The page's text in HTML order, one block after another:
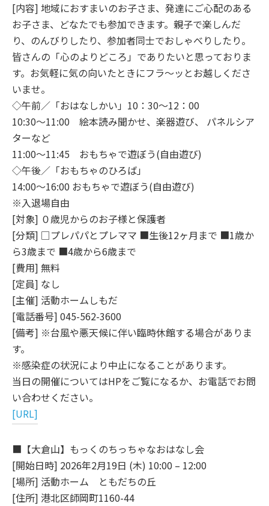
[内容] 地域におすまいのお子さま、発達にご心配のある
お子さま、どなたでも参加できます。親子で楽しんだ
り、のんびりしたり、参加者同士でおしゃべりしたり。
皆さんの「心のよりどころ」でありたいと思っておりま
す。お気軽に気の向いたときにフラ～ッとお越しくださ
いませ。
◇午前／「おはなしかい」10：30～12：00
10:30～11:00 絵本読み聞かせ、楽器遊び、 パネルシア
ターなど
11:00～11:45 おもちゃで遊ぼう(自由遊び)
◇午後／「おもちゃのひろば」
14:00～16:00 おもちゃで遊ぼう(自由遊び)
※入退場自由
[対象] ０歳児からのお子様と保護者
[分類] □プレパパとプレママ ■生後12ヶ月まで ■1歳か
ら3歳まで ■4歳から6歳まで
[費用] 無料
[定員] なし
[主催] 活動ホームしもだ
[電話番号] 045-562-3600
[備考] ※台風や悪天候に伴い臨時休館する場合がありま
す。
※感染症の状況により中止になることがあります。
当日の開催についてはHPをご覧になるか、お電話でお問
い合わせください。
[URL]
■【大倉山】もっくのちっちゃなおはなし会
[開始日時] 2026年2月19日 (木) 10:00 – 12:00
[場所] 活動ホーム ともだちの丘
[住所] 港北区師岡町1160-44